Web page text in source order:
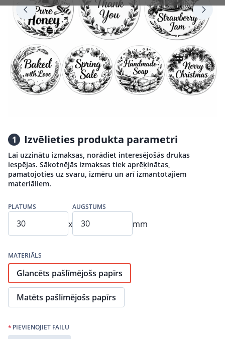
1 Izvēlieties produkta parametri
Lai uzzinātu izmaksas, norādiet interesējošās drukas
iespējas. Sākotnējās izmaksas tiek aprēķinātas,
pamatojoties uz svaru, izmēru un arī izmantotajiem
materiāliem.
PLATUMS
x
AUGSTUMS
mm
MATERIĀLS
Glancēts pašlīmējošs papīrs
Matēts pašlīmējošs papīrs
* PIEVIENOJIET FAILU